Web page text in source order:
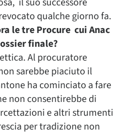
qualche giorno fa.
le tre Procure cui Anac
finale?
Al procuratore
sarebbe piaciuto il
ha cominciato a fare
non consentirebbe di
e altri strumenti
per tradizione non